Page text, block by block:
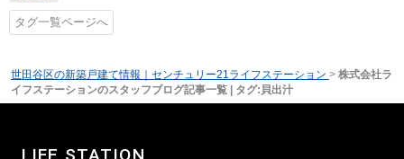
タグ一覧ページへ
世田谷区の新築戸建て情報｜センチュリー21ライフステーション > 株式会社ラ
イフステーションのスタッフブログ記事一覧 | タグ:貝出汁
LIFE STATION